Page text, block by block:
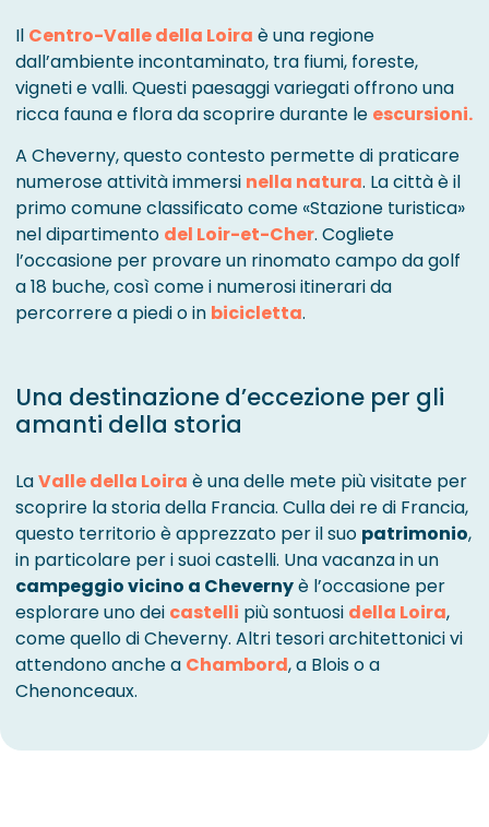
Il Centro-Valle della Loira è una regione
dall’ambiente incontaminato, tra fiumi, foreste,
vigneti e valli. Questi paesaggi variegati offrono una
ricca fauna e flora da scoprire durante le escursioni.
A Cheverny, questo contesto permette di praticare
numerose attività immersi nella natura. La città è il
primo comune classificato come «Stazione turistica»
nel dipartimento del Loir-et-Cher. Cogliete
l’occasione per provare un rinomato campo da golf
a 18 buche, così come i numerosi itinerari da
percorrere a piedi o in bicicletta.
Una destinazione d’eccezione per gli
amanti della storia
LaValle della Loira è una delle mete più visitate per
scoprire la storia della Francia. Culla dei re di Francia,
questo territorio è apprezzato per il suo patrimonio,
in particolare per i suoi castelli. Una vacanza in un
campeggio vicino a Chevernyè l’occasione per
esplorare uno dei castelli più sontuosi della Loira,
come quello di Cheverny. Altri tesori architettonici vi
attendono anche a Chambord, a Blois o a
Chenonceaux.